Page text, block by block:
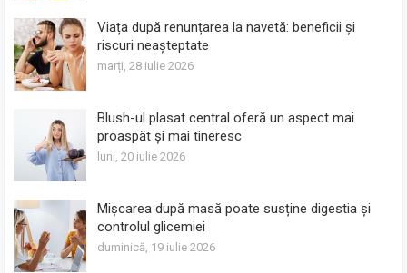
Viața după renunțarea la navetă: beneficii și
riscuri neașteptate
marți, 28 iulie 2026
Blush-ul plasat central oferă un aspect mai
proaspăt și mai tineresc
luni, 20 iulie 2026
Mișcarea după masă poate susține digestia și
controlul glicemiei
duminică, 19 iulie 2026